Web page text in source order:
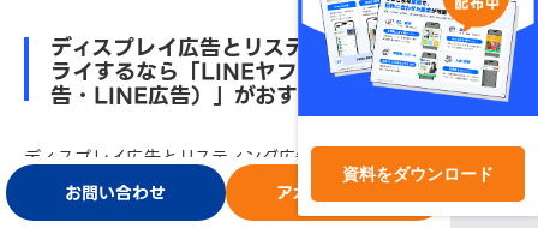
ディスプレイ広告とリスティング広告、両方ト
ライするなら「LINEヤフー広告（旧Yahoo!広
告・LINE広告）」がおすすめ
ディスプレイ広告とリスティング広告の両方を活用したい場合
は、「LINEヤフー広告」がおすすめです。
お問い合わせ アカウント開設
ログイン
資料をダウンロード